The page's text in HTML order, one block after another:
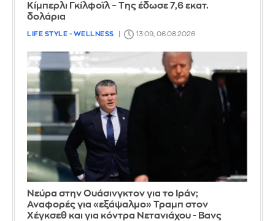
Κίμπερλι Γκίλφοϊλ – Της έδωσε 7,6 εκατ.
δολάρια
LIFE STYLE - WELLNESS 13:09, 06.08.2026
Νεύρα στην Ουάσινγκτον για το Ιράν;
Αναφορές για «εξάψαλμο» Τραμπ στον
Χέγκσεθ και για κόντρα Νετανιάχου - Βανς